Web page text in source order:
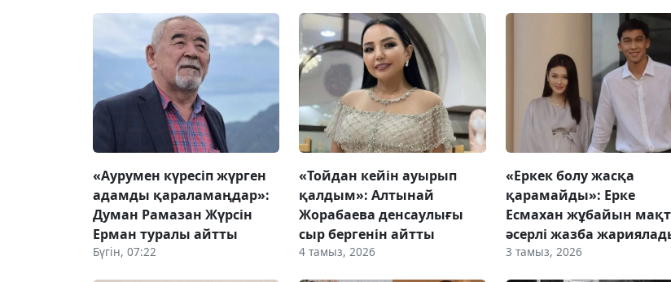
«Аурумен күресіп жүрген
адамды қараламаңдар»:
Думан Рамазан Жүрсін
Ерман туралы айтты
Бүгін, 07:22
«Тойдан кейін ауырып
қалдым»: Алтынай
Жорабаева денсаулығы
сыр бергенін айтты
4 тамыз, 2026
«Еркек болу жасқа
қарамайды»: Ерке
Есмахан жұбайын
әсерлі жазба
3 тамыз, 2026